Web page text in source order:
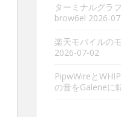
ターミナルグラ
brow6el 2026-
楽天モバイルの
2026-07-02
PipwWireと
の音をGaleneに